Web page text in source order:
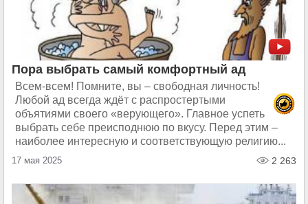
Пора выбрать самый комфортный ад
Всем-всем! Помните, вы – свободная личность!
Любой ад всегда ждёт с распростертыми
объятиями своего «верующего». Главное успеть
выбрать себе преисподнюю по вкусу. Перед этим –
наиболее интересную и соответствующую религию...
17 мая 2025 2 263